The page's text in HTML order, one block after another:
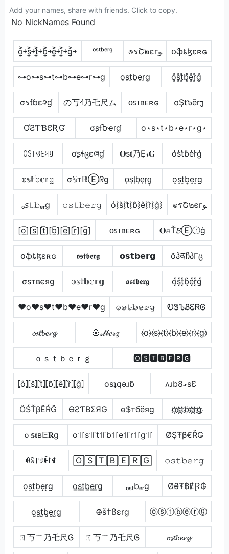
Add your names, share with friends. Click to copy.
No NickNames Found
o͎͍͐￫s͎͍͐￫t͎͍͐￫b͎͍͐￫e͎͍͐￫r͎͍͐￫g͎͍͐￫ ᵒˢᵗᵇᵉʳᵍ ๏รՇ๒єгﻮ օֆȶɮɛʀɢ
⊶o⊶s⊶t⊶b⊶e⊶r⊶g o͎s͎t͎b͎e͎r͎g͎ o͓̽s͓̽t͓̽b͓̽e͓̽r͓̽g͓̽
σรƭɓε૨ɠ の丂ｲ乃乇尺ム ᴏꜱᴛʙᴇʀɢ ໐Şt๖ērງ
ƠƧƬƁЄƦƓ σʂƚႦҽɾɠ o⋆s⋆t⋆b⋆e⋆r⋆g⋆
ꄲꇙ꓄ꃳꏂꋪꍌ ơʂɬცɛཞɠ 𝐎ѕ𝐭乃Ẹ𝓇𝐆 o̾s̾t̾b̾e̾r̾g̾
𝕠𝕤𝕥𝕓𝕖𝕣𝕘 σ𝕊т𝔹Ⓔᖇg o̟s̟t̟b̟e̟r̟g̟ o͎s͎t͎b͎e͎r͎g͎
ₒ𝘴𝚝𝚋ₑᵣg 𝚘𝚜𝚝𝚋𝚎𝚛𝚐 o͛⦚s͛⦚t͛⦚b͛⦚e͛⦚r͛⦚g͛⦚ ๏รՇ๒єгﻮ
[o̲̅][s̲̅][t̲̅][b̲̅][e̲̅][r̲̅][g̲̅] ᴏꜱᴛʙᴇʀɢ 𝐎𝕤Ť𝓑Ⓔⓡģ
օֆȶɮɛʀɢ 𝖔𝖘𝖙𝖇𝖊𝖗𝖌 𝗼𝘀𝘁𝗯𝗲𝗿𝗴 õჰནჩპΓც
σѕтвєяg 𝕠𝕤𝕥𝕓𝕖𝕣𝕘 𝖔𝖘𝖙𝖇𝖊𝖗𝖌 o͓̽s͓̽t͓̽b͓̽e͓̽r͓̽g͓̽
♥o♥s♥t♥b♥e♥r♥g 𝚘̷𝚜̷𝚝̷𝚋̷𝚎̷𝚛̷𝚐̷ ᎧᏕᏖᏰᏋᏒᎶ
𝓸𝓼𝓽𝓫𝓮𝓻𝓰 🌸𝓈𝓉𝒷𝑒𝓇𝑔 ⦑o⦒⦑s⦒⦑t⦒⦑b⦒⦑e⦒⦑r⦒⦑g⦒
ｏｓｔｂｅｒｇ 🅾🆂🆃🅱🅴🆁🅶
⦏ô⦎⦏ŝ⦎⦏t̂⦎⦏b̂⦎⦏ê⦎⦏r̂⦎⦏ĝ⦎ osʇqǝɹƃ ʌɹb8ގsƐ
ŐŚŤβĔŔĞ ӨƧƬBΣЯG ѳ$тбёяg o҉s҉t҉b҉e҉r҉g҉
ｏ𝕤𝐭в𝔼𝐑g o꜉꜍s꜉꜍t꜉꜍b꜉꜍e꜉꜍r꜉꜍g꜉꜍ ØŞŦβ€ŘǤ
ꆂꌚ꓅ꃃꍟ꒓ꁍ 🄾🅂🅃🄱🄴🅁🄶 𝚘𝚜𝚝𝚋𝚎𝚛𝚐
o͙s͙t͙b͙e͙r͙g͙ o̳s̳t̳b̳e̳r̳g̳ ₒₛₜbₑᵣg Ø₴₮฿ɆⱤ₲
o̺s̺t̺b̺e̺r̺g̺ ⊕š†ßεrg ⓞⓢⓣⓑⓔⓡⓖ
ㄖ丂ㄒ乃乇尺Ꮆ ㄖ丂ㄒ乃乇尺Ꮆ 𝓸𝓼𝓽𝓫𝓮𝓻𝓰